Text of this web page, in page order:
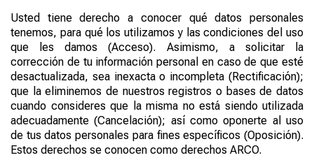
Usted tiene derecho a conocer qué datos personales
tenemos, para qué los utilizamos y las condiciones del uso
que les damos (Acceso). Asimismo, a solicitar la
corrección de tu información personal en caso de que esté
desactualizada, sea inexacta o incompleta (Rectificación);
que la eliminemos de nuestros registros o bases de datos
cuando consideres que la misma no está siendo utilizada
adecuadamente (Cancelación); así como oponerte al uso
de tus datos personales para fines específicos (Oposición).
Estos derechos se conocen como derechos ARCO.